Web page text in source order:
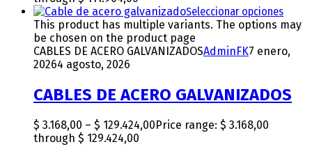
Seleccionar opciones
This product has multiple variants. The options may
be chosen on the product page
CABLES DE ACERO GALVANIZADOSAdminFK7 enero,
20264 agosto, 2026
CABLES DE ACERO GALVANIZADOS
$ 3.168,00 – $ 129.424,00 Price range: $ 3.168,00
through $ 129.424,00